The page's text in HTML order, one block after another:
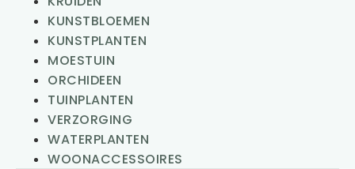
KUNSTBLOEMEN
KUNSTPLANTEN
MOESTUIN
ORCHIDEEN
TUINPLANTEN
VERZORGING
WATERPLANTEN
WOONACCESSOIRES